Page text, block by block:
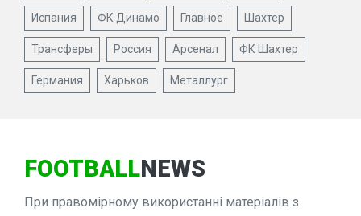
Испания ФК Динамо Главное Шахтер
Трансферы Россия Арсенал ФК Шахтер
Германия Харьков Металлург
FOOTBALLNEWS
При правомірному використанні матеріалів з